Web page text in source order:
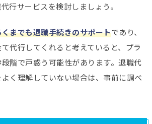
行サービスを検討しましょう。
までも退職手続きのサポートであり、
代行してくれると考えていると、プラ
階で戸惑う可能性があります。退職代
く理解していない場合は、事前に調べ